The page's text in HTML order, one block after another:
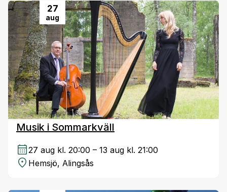
27
aug
Musik i Sommarkväll
27 aug kl. 20:00 – 13 aug kl. 21:00
Hemsjö, Alingsås